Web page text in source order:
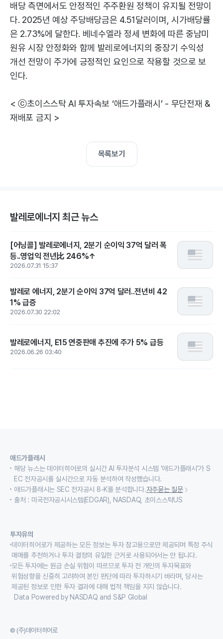
배당 측면에서도 안정적인 주주환원 정책이 유지될 전망이
다. 2025년 예상 주당배당금은 4.51달러이며, 시가배당률
은 2.73%에 달한다. 베네수엘라 정세 변화에 따른 중남미
원유 시장 안정화와 함께 발레로에너지의 중장기 수익성
개선 전망이 주가에 긍정적인 요인으로 작용할 것으로 보
인다.
< ⓒ초이스스탁 AI 투자속보 ‘애드가플래시’ - 무단전재 &
재배포 금지 >
목록보기
발레로에너지 최근 뉴스
[어닝콜] 발레로에너지, 2분기 순이익 37억 달러 폭
등..영업익 전년比 246%↑
2026.07.31 15:37
발레로 에너지, 2분기 순이익 37억 달러..전년비 42
1% 급증
2026.07.30 22:02
발레로에너지, E15 연중판매 추진에 주가 5% 급등
2026.06.26 03:40
애드가플래시
해당 뉴스는 데이터히어로의 실시간 AI 투자분석 시스템 ‘애드가플래시’가 S
EC 전자공시를 실시간으로 자동 분석하여 작성했습니다.
애드가플래시는 SEC 전자공시 8-K를 분석합니다.자주묻는 질문
출처 : 미국전자공시시스템(EDGAR), NASDAQ, 초이스스탁US
투자유의
데이터히어로가 제공하는 모든 정보는 투자 참고용으로만 제공되며 특정 주식
매매를 추천하거나 투자 결정의 유일한 근거로 사용되어서는 안 됩니다.
모든 투자에는 원금 손실 위험이 따르므로 투자 전 개인의 투자목표와
위험성향을 신중히 고려하여 본인 판단에 따라 투자하시기 바라며, 당사는
제공된 정보로 인한 투자 결과에 대해 법적 책임을 지지 않습니다.
Data Powered by NASDAQ and S&P Global
© (주)데이터히어로